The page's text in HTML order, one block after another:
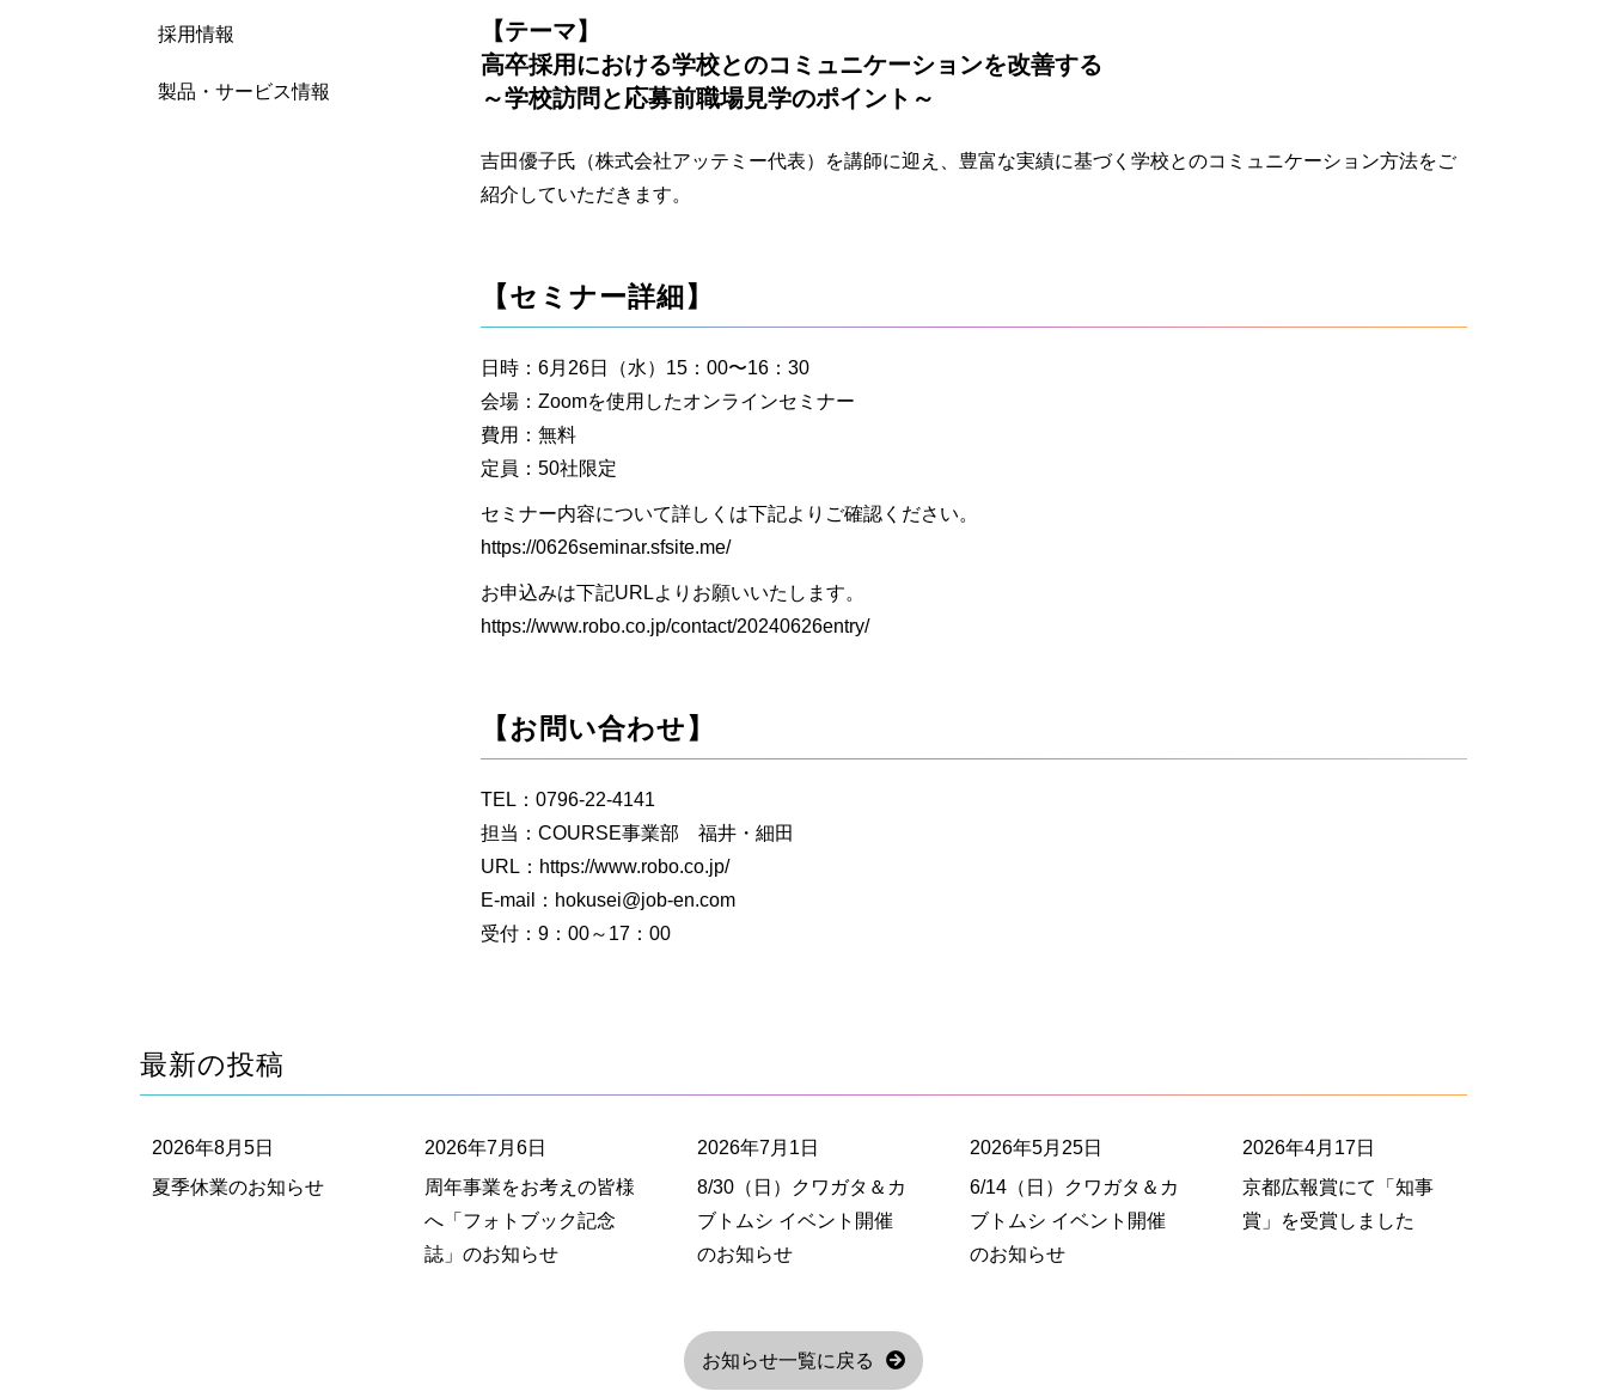
【テーマ】
高卒採用における学校とのコミュニケーションを改善する
～学校訪問と応募前職場見学のポイント～
吉田優子氏（株式会社アッテミー代表）を講師に迎え、豊富な実績に基づく学校とのコミュニケーション方法をご
紹介していただきます。
【セミナー詳細】
日時：6月26日（水）15：00〜16：30
会場：Zoomを使用したオンラインセミナー
費用：無料
定員：50社限定
セミナー内容について詳しくは下記よりご確認ください。
https://0626seminar.sfsite.me/
お申込みは下記URLよりお願いいたします。
https://www.robo.co.jp/contact/20240626entry/
【お問い合わせ】
TEL：0796-22-4141
担当：COURSE事業部 福井・細田
URL：https://www.robo.co.jp/
E-mail：hokusei@job-en.com
受付：9：00～17：00
最新の投稿
2026年8月5日
夏季休業のお知らせ
2026年7月6日
周年事業をお考えの皆様
へ「フォトブック記念
誌」のお知らせ
2026年7月1日
8/30（日）クワガタ＆カ
ブトムシ イベント開催
のお知らせ
2026年5月25日
6/14（日）クワガタ＆カ
ブトムシ イベント開催
のお知らせ
2026年4月17日
京都広報賞にて「知事
賞」を受賞しました
お知らせ一覧に戻る
採用情報
製品・サービス情報